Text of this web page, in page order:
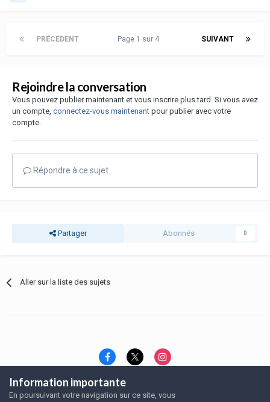
PRÉCÉDENT SUIVANT
Page 1 sur 4
Rejoindre la conversation
Vous pouvez publier maintenant et vous inscrire plus tard. Si vous avez
un compte, connectez-vous maintenant pour publier avec votre
compte.
Répondre à ce sujet…
Partager Abonnés 0
Aller sur la liste des sujets
Langue Thème
Politique de confidentialité
Nous contacter
Nous contacter
Information importante
En poursuivant votre navigation sur ce site, vous